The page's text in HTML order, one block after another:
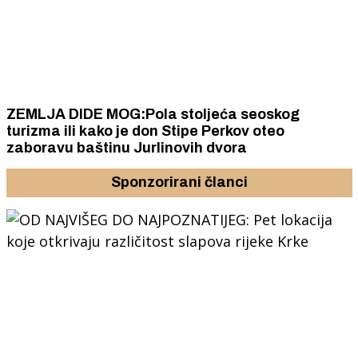
ZEMLJA DIDE MOG:Pola stoljeća seoskog
turizma ili kako je don Stipe Perkov oteo
zaboravu baštinu Jurlinovih dvora
Sponzorirani članci